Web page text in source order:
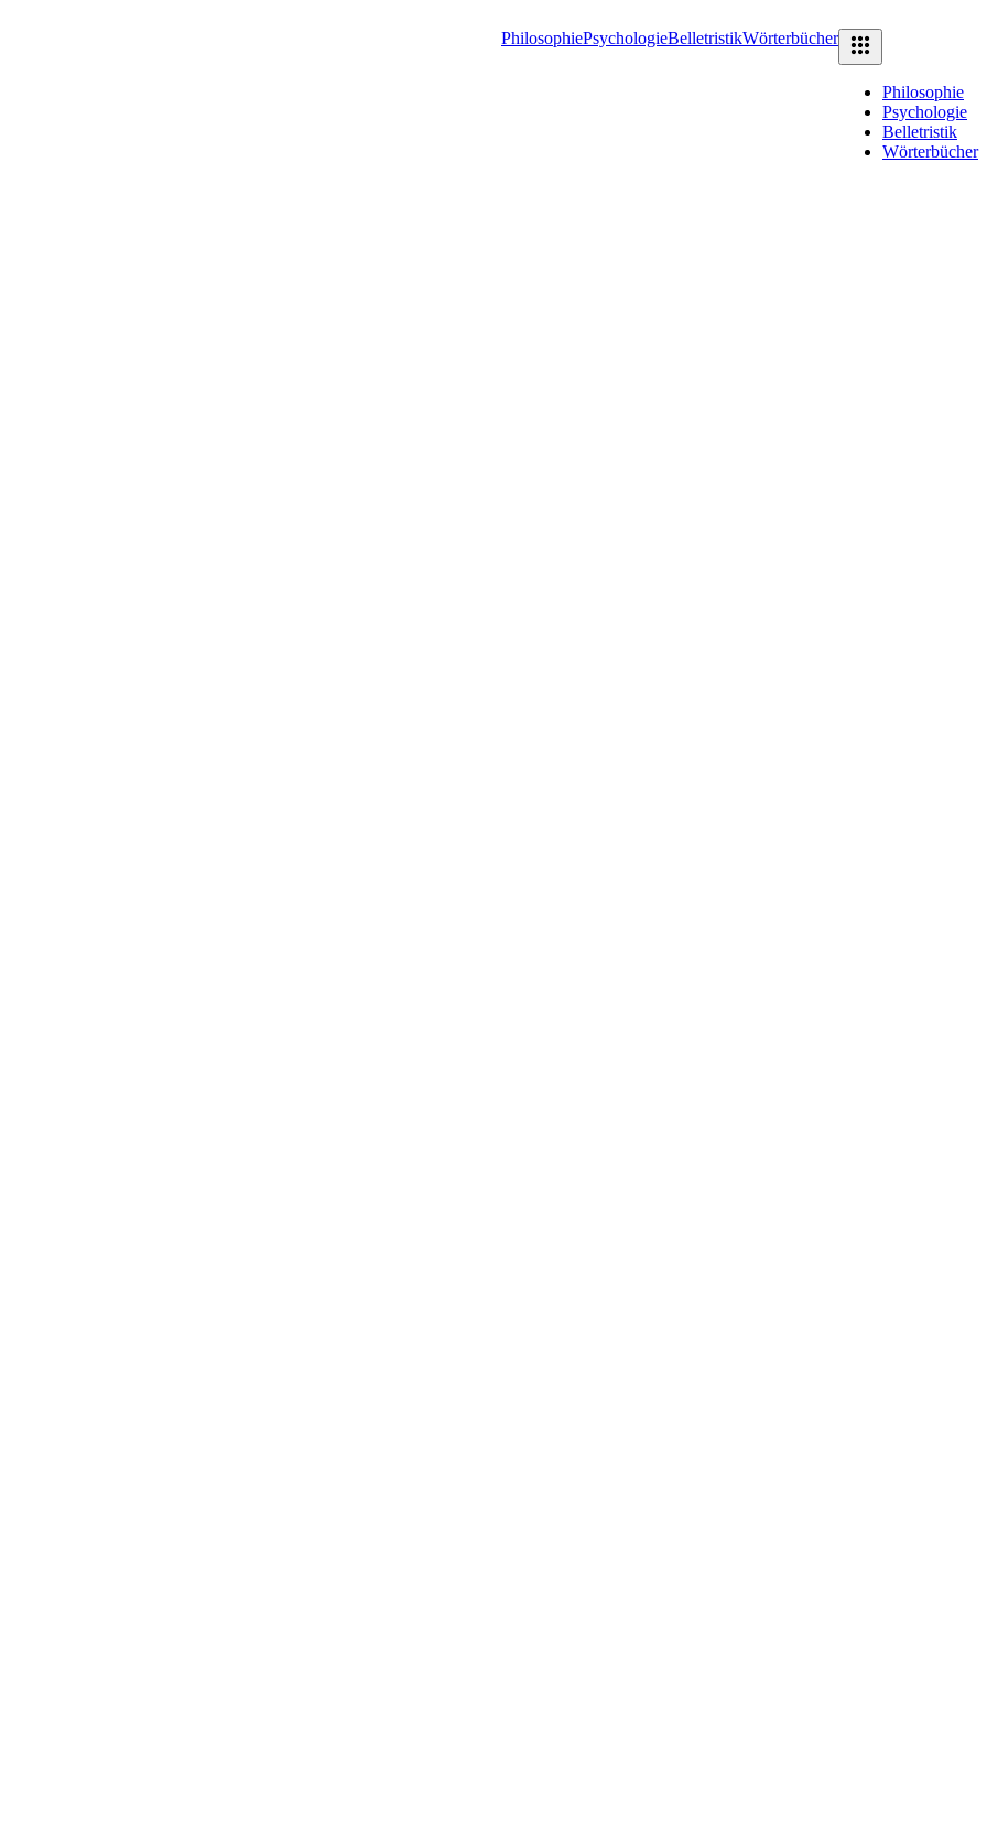
PhilosophiePsychologieBelletristikWörterbücher
Philosophie
Psychologie
Belletristik
Wörterbücher